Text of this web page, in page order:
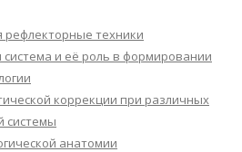
рефлекторные техники
система и её роль в формировании
коррекции при различных
системы
анатомии